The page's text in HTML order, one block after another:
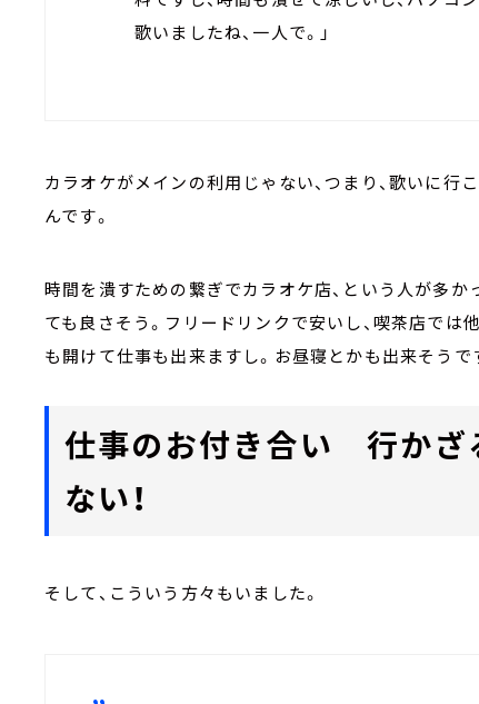
歌いましたね、一人で。」
カラオケがメインの利用じゃない、つまり、歌いに行
んです。
時間を潰すための繋ぎでカラオケ店、という人が多
ても良さそう。フリードリンクで安いし、喫茶店では
も開けて仕事も出来ますし。お昼寝とかも出来そうで
仕事のお付き合い 行かざ
ない！
そして、こういう方々もいました。